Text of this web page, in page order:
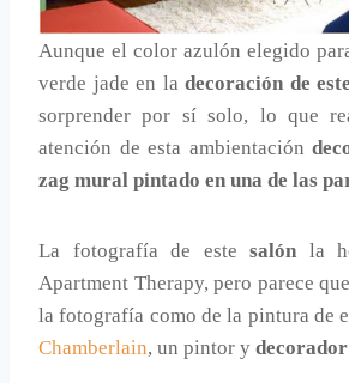
Aunque el color azulón elegido
verde jade en ladecoración de
sorprender por sí solo, lo que
atención de esta ambientación
zag mural pintado en una de las
La fotografía de este salón la
Apartment Therapy, pero parece
la fotografía como de la pintura de
Chamberlain, un pintor y decorador